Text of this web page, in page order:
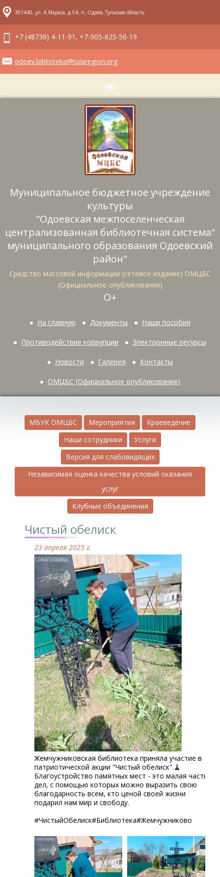
301440, ул. К.Маркса, д.54, п. Одоев, Тульская область
+7 (48736) 4-11-91, +7-905-625-56-19
odoev.biblioteka@tularegion.org
Муниципальное бюджетное учреждение
культуры
"Одоевская межпоселенческая
централизованная библиотечная система"
муниципального образования Одоевский
район"
Средство массовой информации (сетевое издание) ОМЦБС
(Официальное опубликование)
О+
На главную Документы Наши пособия
Противодействие коррупции Электронные ресурсы
Новости Галерея Контакты
ОМЦБС (Официальное опубликование)
МБУК ОМЦБС Мероприятия
Краеведение
Наши сотрудники
Услуги
Версия для слабовидящих
Независимая оценка качества условий оказания
услуг
Клубные объединения
Чистый обелиск
23 апреля 2025 г.
Жемчужниковская библиотека приняла участие в
патриотической акции "Чистый обелиск".🧹
Благоустройство памятных мест - это малая часть
дел, с помощью которых можно выразить свою
благодарность всем, кто ценой своей жизни
подарил нам мир и свободу.
#ЧистыйОбелиск#Библиотека#Жемчужниково